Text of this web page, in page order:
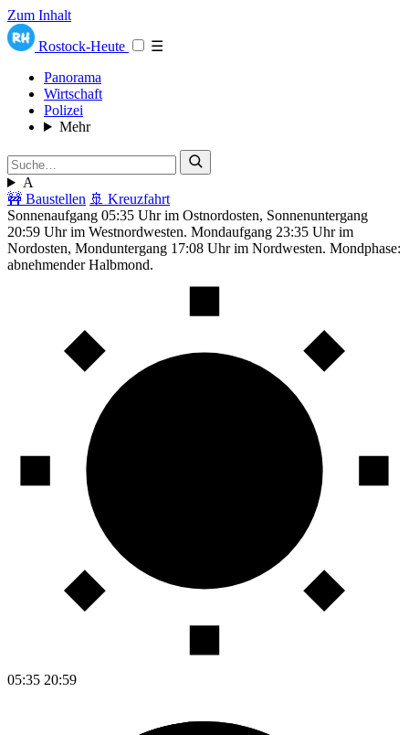
Zum Inhalt
Rostock-Heute
☰
Panorama
Wirtschaft
Polizei
Mehr
A
🚧 Baustellen 🚢 Kreuzfahrt
Sonnenaufgang 05:35 Uhr im Ostnordosten, Sonnenuntergang
20:59 Uhr im Westnordwesten. Mondaufgang 23:35 Uhr im
Nordosten, Monduntergang 17:08 Uhr im Nordwesten. Mondphase:
abnehmender Halbmond.
05:35 20:59